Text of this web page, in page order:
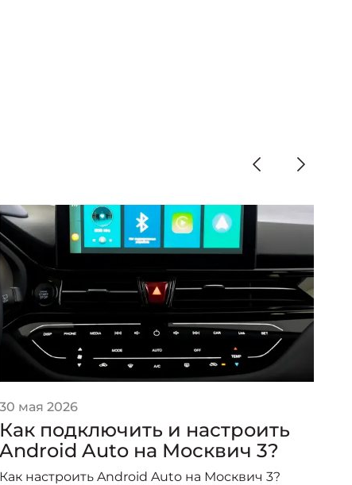
30 мая 2026
Как подключить и настроить
Android Auto на Москвич 3?
Как настроить Android Auto на Москвич 3?